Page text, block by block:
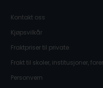
Kontakt oss
Kjøpsvilkår
Fraktpriser til private
Frakt til skoler, institusjoner,
Personvern